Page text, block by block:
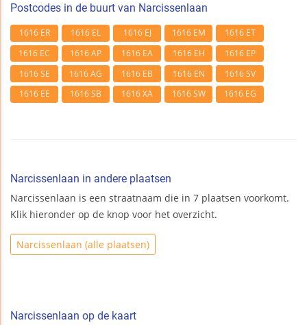
Postcodes in de buurt van Narcissenlaan
1616 ER 1616 EL 1616 EJ 1616 EM
1616 ET
1616 EC
1616 AP 1616 EA 1616 EH
1616 EP
1616 SE
1616 AG 1616 EB 1616 EN
1616 SV
1616 EE
1616 SB 1616 XA 1616 SW 1616 EG
Narcissenlaan in andere plaatsen
Narcissenlaan is een straatnaam die in 7 plaatsen voorkomt.
Klik hieronder op de knop voor het overzicht.
Narcissenlaan (alle plaatsen)
Narcissenlaan op de kaart